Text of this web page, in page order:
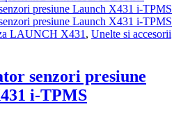
LAUNCH X431 , Unelte si accesorii
senzori presiune
i-TPMS